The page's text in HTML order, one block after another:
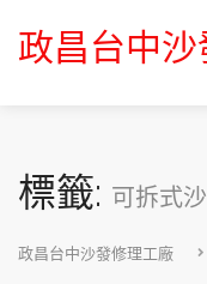
政昌台中
標籤: 可拆式
政昌台中沙發修理工廠